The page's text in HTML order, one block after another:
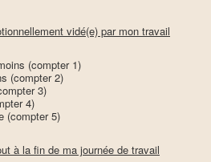
vidé(e) par mon travail
(compter 1)
(compter 2)
3)
4)
(compter 5)
à la fin de ma journée de travail